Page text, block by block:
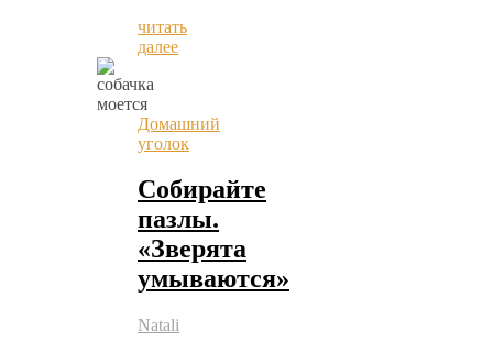
читать
далее
Домашний
уголок
Собирайте
пазлы.
«Зверята
умываются»
Natali